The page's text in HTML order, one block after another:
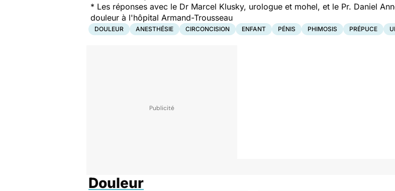
* Les réponses avec le Dr Marcel Klusky, urologue et mohel, et le Pr. Daniel
douleur à l'hôpital Armand-Trousseau
DOULEUR ANESTHÉSIE CIRCONCISION ENFANT PÉNIS PHIMOSIS PRÉPUCE
Douleur